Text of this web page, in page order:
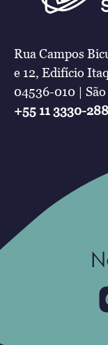
Rua Campos
e 12, Edifício
04536-010 | São
+55 11 3330-